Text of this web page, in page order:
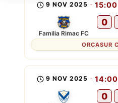
9 NOV 2025 - 15:00
Familia Rimac FC
0
ORCASUR
9 NOV 2025 - 14:00
0